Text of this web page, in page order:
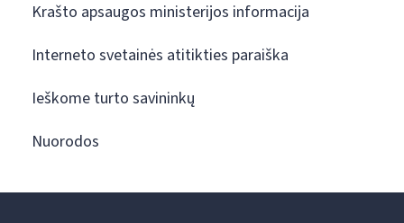
Krašto apsaugos ministerijos informacija
Interneto svetainės atitikties paraiška
Ieškome turto savininkų
Nuorodos